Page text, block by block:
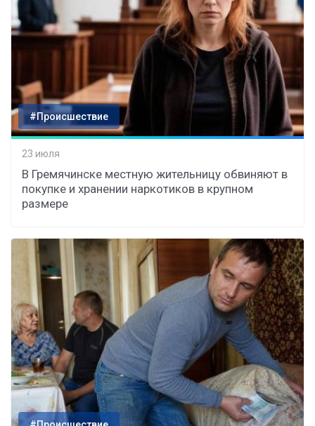
#Происшествие
23 июля
В Гремячинске местную жительницу обвиняют в
покупке и хранении наркотиков в крупном
размере